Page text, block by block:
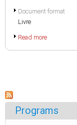
Document format
Livre
Read more
Programs